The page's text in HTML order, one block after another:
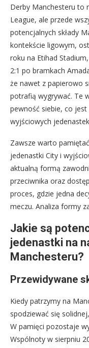
Derby Manchesteru to
League, ale przede
potencjalnych składy
kontekście ligowym,
roku na Etihad
2:1 po bramkach
że nawet z papierowo
potrafią wygrywać. Te
pewność siebie, co
wyjściowych
Zawsze warto
jedenastki City i
aktualną formą
przeciwnika oraz
proces, gdzie jedna
meczu. Analiza formy
Jakie są
jedenastki na
Manchesteru?
Przewidywane
Kiedy patrzymy na
spodziewać się
W pamięci pozostaje
Wspólnoty w sierpniu